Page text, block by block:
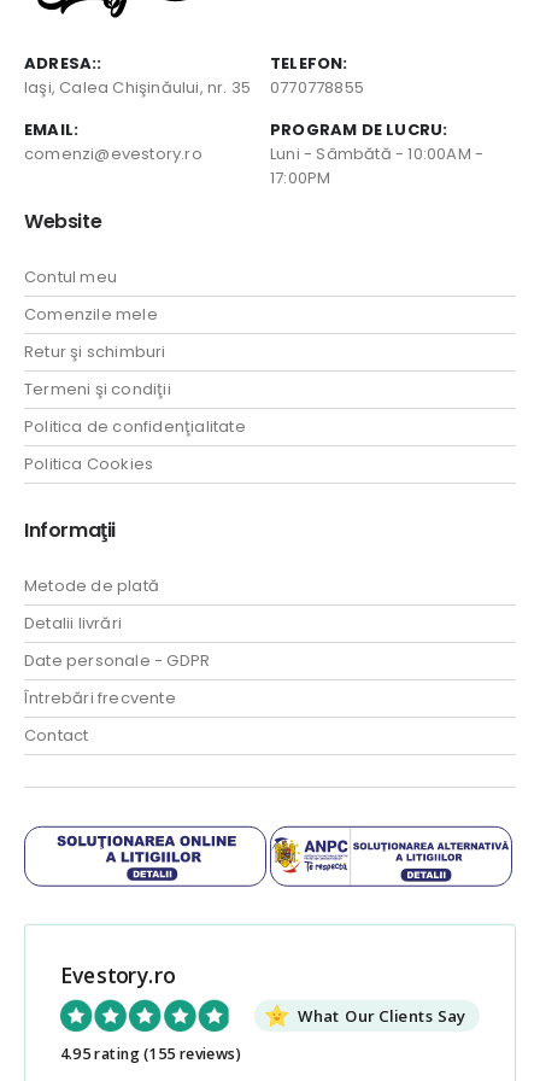
ADRESA::
Iaşi, Calea Chişinăului, nr. 35
TELEFON:
0770778855
EMAIL:
comenzi@evestory.ro
PROGRAM DE LUCRU:
Luni - Sâmbătă - 10:00AM -
17:00PM
Website
Contul meu
Comenzile mele
Retur şi schimburi
Termeni şi condiţii
Politica de confidenţialitate
Politica Cookies
Informaţii
Metode de plată
Detalii livrări
Date personale - GDPR
Întrebări frecvente
Contact
Evestory.ro
What Our Clients Say
4.95 rating(155 reviews)